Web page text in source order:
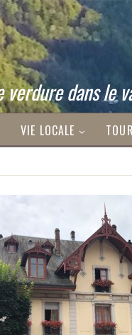
dans le
VIE LOCALE